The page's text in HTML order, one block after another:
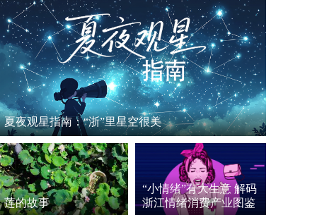
夏夜观星指南：“浙”里星空很美
莲的故事
“小情绪”有大生意 解码
浙江情绪消费产业图鉴